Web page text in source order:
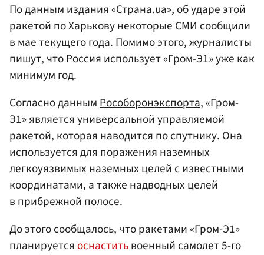
По данным издания «Страна.ua», об ударе этой
ракетой по Харькову некоторые СМИ сообщили
в мае текущего года. Помимо этого, журналисты
пишут, что Россия использует «Гром-Э1» уже как
минимум год.
Согласно даннымРособоронэкспорта, «Гром-
Э1» является универсальной управляемой
ракетой, которая наводится по спутнику. Она
используется для поражения наземных
легкоуязвимых наземных целей с известными
координатами, а также надводных целей
в прибрежной полосе.
До этого сообщалось, что ракетами «Гром-Э1»
планируетсяоснаститьвоенный самолет 5-го